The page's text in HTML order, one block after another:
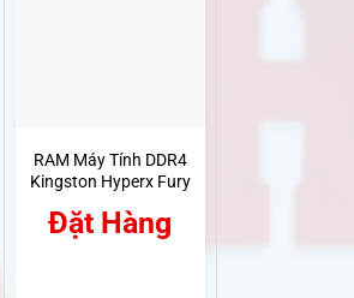
RAM Máy Tính DDR4
Kingston Hyperx Fury
Bus 2666MHz
Đặt Hàng